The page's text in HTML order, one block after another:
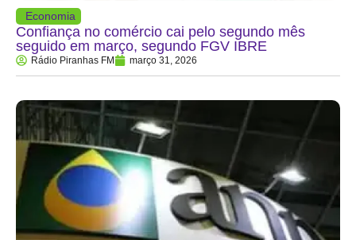
Economia
Confiança no comércio cai pelo segundo mês
seguido em março, segundo FGV IBRE
Rádio Piranhas FM março 31, 2026